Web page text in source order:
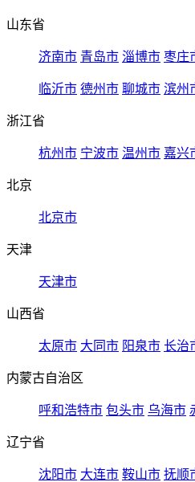
山东省
济南市 青岛市 淄博市 枣庄
临沂市 德州市 聊城市 滨州
浙江省
杭州市 宁波市 温州市 嘉兴
北京
北京市
天津
天津市
山西省
太原市 大同市 阳泉市 长治
内蒙古自治区
呼和浩特市 包头市 乌海市
辽宁省
沈阳市 大连市 鞍山市 抚顺